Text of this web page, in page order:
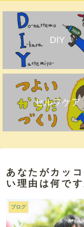
DIY
セルフケア
あなたがカッ
い理由は何です
ブログ